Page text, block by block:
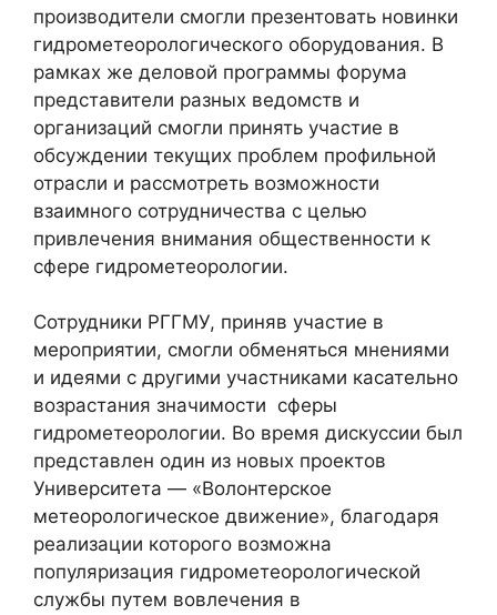
производители смогли презентовать новинки
гидрометеорологического оборудования. В
рамках же деловой программы форума
представители разных ведомств и
организаций смогли принять участие в
обсуждении текущих проблем профильной
отрасли и рассмотреть возможности
взаимного сотрудничества с целью
привлечения внимания общественности к
сфере гидрометеорологии.
Сотрудники РГГМУ, приняв участие в
мероприятии, смогли обменяться мнениями
и идеями с другими участниками касательно
возрастания значимости сферы
гидрометеорологии. Во время дискуссии был
представлен один из новых проектов
Университета — «Волонтерское
метеорологическое движение», благодаря
реализации которого возможна
популяризация гидрометеорологической
службы путем вовлечения в